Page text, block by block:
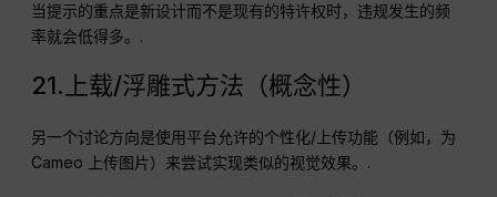
当提示的重点是新设计而不是现有的特许权时，违规发生的频
率就会低得多。.
21.上载/浮雕式方法（概念性）
另一个讨论方向是使用平台允许的个性化/上传功能（例如，为
Cameo 上传图片）来尝试实现类似的视觉效果。.